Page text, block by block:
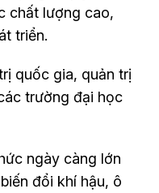
chất lượng cao,
triển.
quốc gia, quản trị
trường đại học
ngày càng lớn
đổi khí hậu, ô